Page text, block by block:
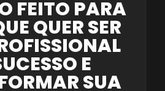
FEITO PARA
QUER SER
E
SUA